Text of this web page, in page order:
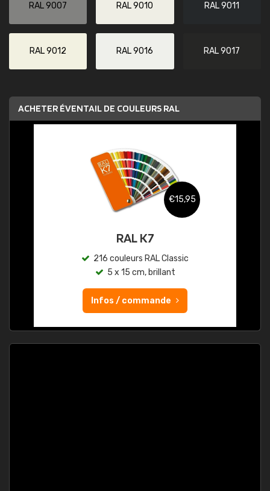
RAL 9007 RAL 9010 RAL 9011
RAL 9012 RAL 9016 RAL 9017
ACHETER ÉVENTAIL DE COULEURS RAL
€15,95
RAL K7
216 couleurs RAL Classic
5 x 15 cm, brillant
Infos / commande